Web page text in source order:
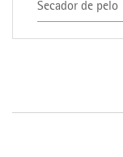
Secador de pelo